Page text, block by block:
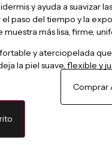
y ayuda a suavizar
paso del tiempo y la
muestra más lisa, firme,
y aterciopelada
la piel suave, flexible y
Comprar